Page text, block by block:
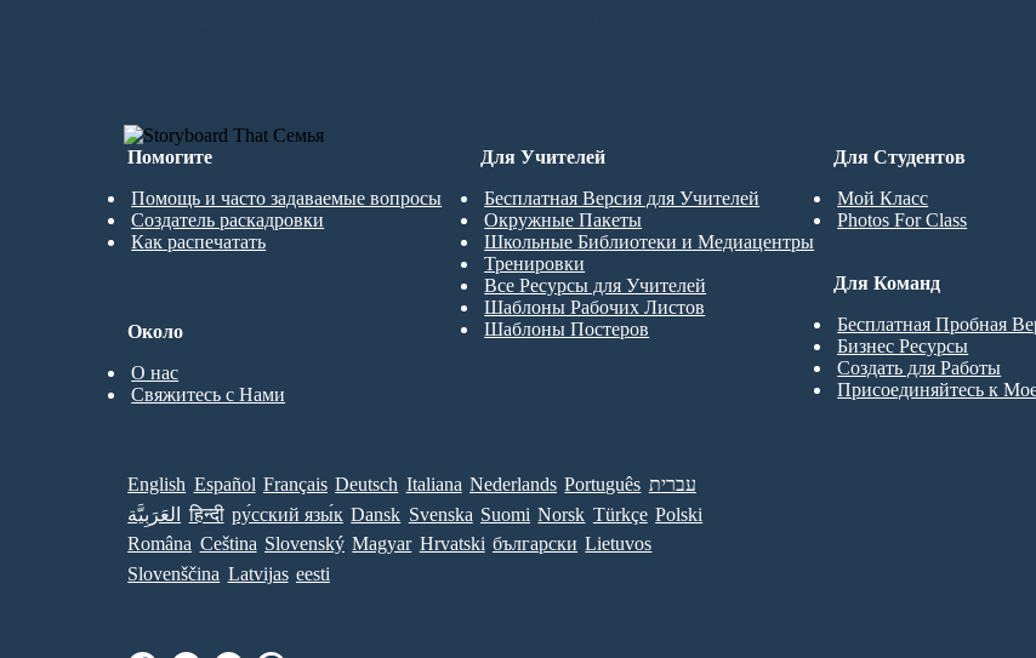
Помогите
Помощь и часто задаваемые вопросы
Создатель раскадровки
Как распечатать
Для Студентов
Мой Класс
Photos For Class
Для Учителей
Бесплатная Версия для Учителей
Окружные Пакеты
Школьные Библиотеки и Медиацентры
Тренировки
Все Ресурсы для Учителей
Шаблоны Рабочих Листов
Шаблоны Постеров
Для Команд
Бесплатная Пробная
Бизнес Ресурсы
Создать для Работы
Присоединяйтесь к
Около
О нас
Свяжитесь с Нами
English Español Français Deutsch Italiana Nederlands Português עברית
العَرَبِيَّة
हिन्दी ру́сский язы́к Dansk Svenska Suomi Norsk Türkçe Polski
Româna Ceština Slovenský Magyar Hrvatski български Lietuvos
Slovenščina Latvijas eesti